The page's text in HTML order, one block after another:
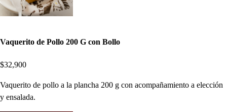
Vaquerito de Pollo 200 G con Bollo
$32,900
Vaquerito de pollo a la plancha 200 g con acompañamiento a elección
y ensalada.